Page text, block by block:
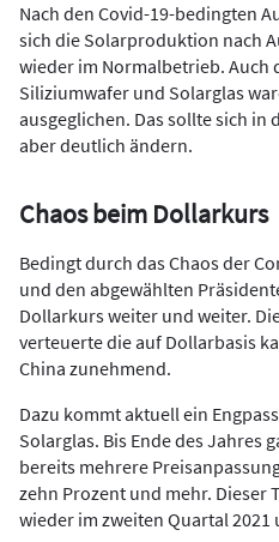
Nach den Covid-19-bedingten
sich die Solarproduktion nach
wieder im Normalbetrieb. Auch
Siliziumwafer und Solarglas
ausgeglichen. Das sollte sich
aber deutlich ändern.
Chaos beim Dollarkurs
Bedingt durch das Chaos der
und den abgewählten
Dollarkurs weiter und weiter.
verteuerte die auf Dollarbasis
China zunehmend.
Dazu kommt aktuell ein
Solarglas. Bis Ende des Jahres
bereits mehrere
zehn Prozent und mehr. Dieser
wieder im zweiten Quartal 2021